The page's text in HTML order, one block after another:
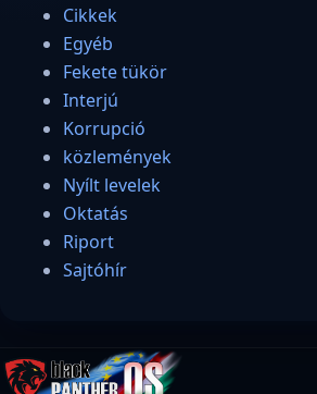
Cikkek
Egyéb
Fekete tükör
Interjú
Korrupció
közlemények
Nyílt levelek
Oktatás
Riport
Sajtóhír